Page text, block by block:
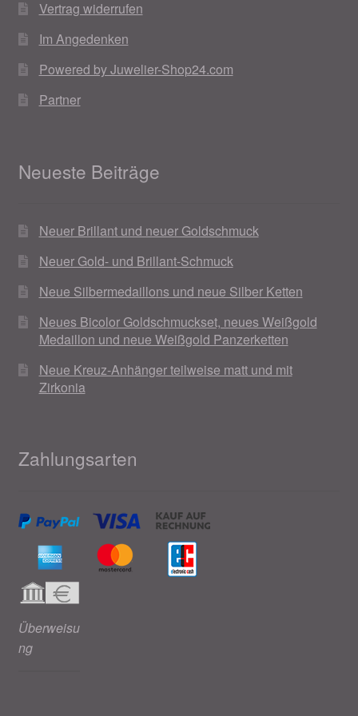
Valentinstag 2016
Warenkorb
Weihnachtsangebote 2016
Weihnachtsangebote 2017
Weihnachtsangebote 2018
Weihnachtsangebote 2019
Weihnachtsangebote 2021
Widerrufsrecht
Woocommerce Predictive Search
Vertrag widerrufen
Im Angedenken
Powered by Juwelier-Shop24.com
Partner
Neueste Beiträge
Neuer Brillant und neuer Goldschmuck
Neuer Gold- und Brillant-Schmuck
Neue Silbermedaillons und neue Silber Ketten
Neues Bicolor Goldschmuckset, neues Weißgold
Medaillon und neue Weißgold Panzerketten
Neue Kreuz-Anhänger teilweise matt und mit
Zirkonia
Zahlungsarten
Überweisu
ng